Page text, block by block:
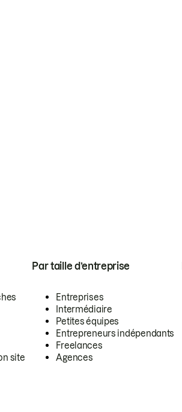
site
Par taille d’entreprise
Entreprises
Intermédiaire
Petites équipes
Entrepreneurs indépendants
Freelances
Agences